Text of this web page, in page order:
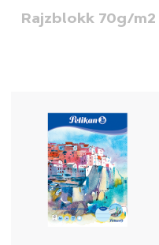
Rajzblokk 70g/m2